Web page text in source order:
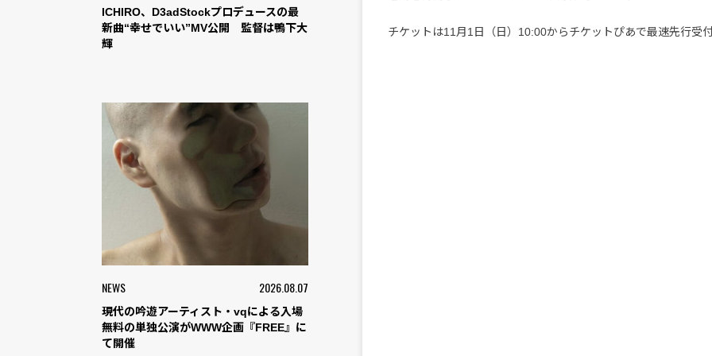
ICHIRO、D3adStockプロデュースの最
新曲“幸せでいい”MV公開 監督は鴨下大
輝
NEWS 2026.08.07
現代の吟遊アーティスト・vqによる入場
無料の単独公演がWWW企画『FREE』に
て開催
チケットは11月1日（日）10:00からチケットぴあで最速先行受